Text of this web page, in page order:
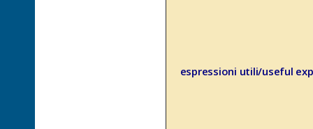
espressioni utili/useful